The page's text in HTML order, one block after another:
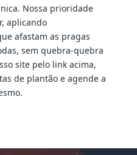
Nossa prioridade
aplicando
afastam as pragas
sem quebra-quebra
site pelo link acima,
de plantão e agende a